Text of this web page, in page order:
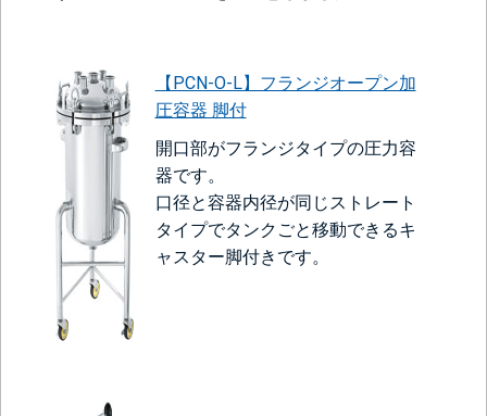
【PCN-O-L】フランジオープン加
圧容器 脚付
開口部がフランジタイプの圧力容
器です。
口径と容器内径が同じストレート
タイプでタンクごと移動できるキ
ャスター脚付きです。